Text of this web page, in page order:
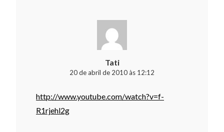
Tati
20 de abril de 2010 às 12:12
http://www.youtube.com/watch?v=f-
R1rjehl2g